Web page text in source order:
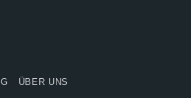
ÜBER UNS